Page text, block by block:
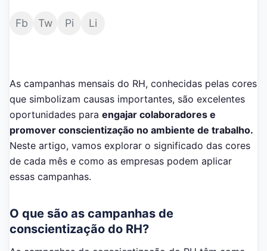
Fb Tw Pi Li
As campanhas mensais do RH, conhecidas pelas cores
que simbolizam causas importantes, são excelentes
oportunidades para engajar colaboradores e
promover conscientização no ambiente de trabalho.
Neste artigo, vamos explorar o significado das cores
de cada mês e como as empresas podem aplicar
essas campanhas.
O que são as campanhas de
conscientização do RH?